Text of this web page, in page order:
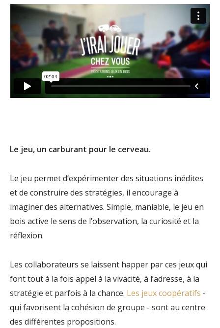
Le jeu, un carburant pour le cerveau.
Le jeu permet d’expérimenter des situations inédites
et de construire des stratégies, il encourage à
imaginer des alternatives. Simple, maniable, le jeu en
bois active le sens de l’observation, la curiosité et la
réflexion.
Les collaborateurs se laissent happer par ces jeux qui
font tout à la fois appel à la vivacité, à l’adresse, à la
stratégie et parfois à la chance. Les jeux coopératifs -
qui favorisent la cohésion de groupe - sont au centre
des différentes propositions.